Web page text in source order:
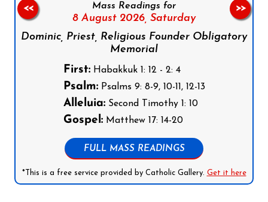
Mass Readings for
8 August 2026, Saturday
Dominic, Priest, Religious Founder Obligatory
Memorial
First:Habakkuk 1: 12 - 2: 4
Psalm:Psalms 9: 8-9, 10-11, 12-13
Alleluia:Second Timothy 1: 10
Gospel:Matthew 17: 14-20
FULL MASS READINGS
*This is a free service provided by Catholic Gallery. Get it here
<< >>